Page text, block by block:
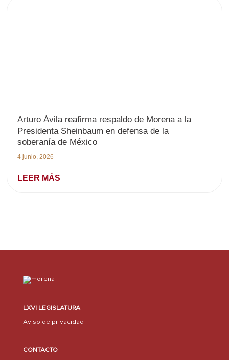
Arturo Ávila reafirma respaldo de Morena a la
Presidenta Sheinbaum en defensa de la
soberanía de México
4 junio, 2026
LEER MÁS
LXVI LEGISLATURA
Aviso de privacidad
CONTACTO